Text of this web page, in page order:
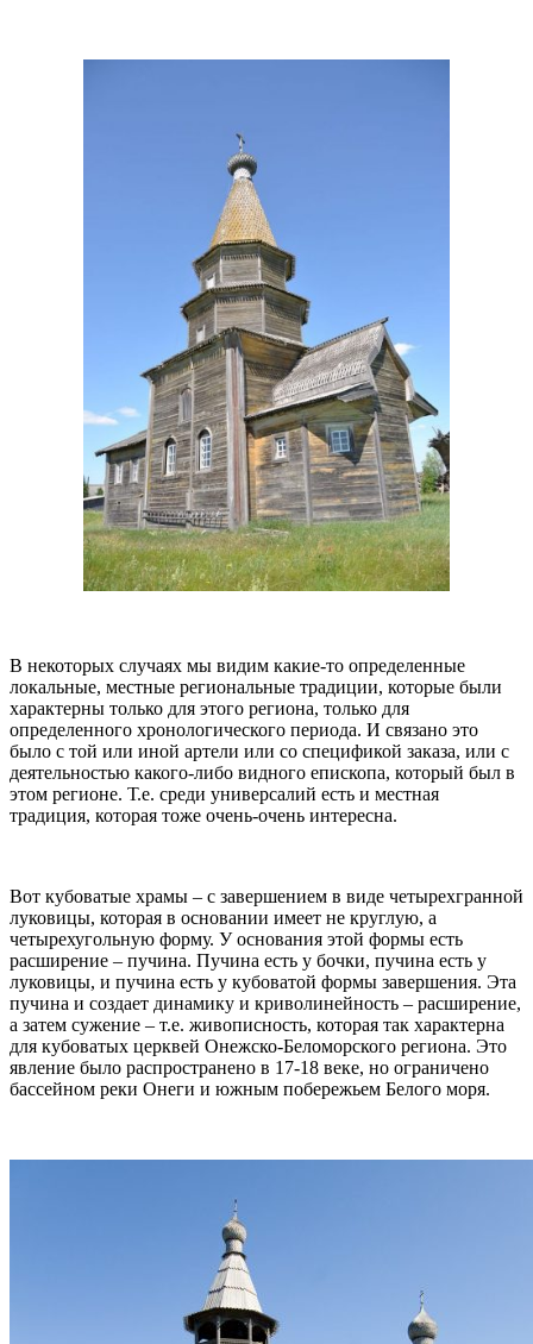
В некоторых случаях мы видим какие-то определенные
локальные, местные региональные традиции, которые были
характерны только для этого региона, только для
определенного хронологического периода. И связано это
было с той или иной артели или со спецификой заказа, или с
деятельностью какого-либо видного епископа, который был в
этом регионе. Т.е. среди универсалий есть и местная
традиция, которая тоже очень-очень интересна.
Вот кубоватые храмы – с завершением в виде четырехгранной
луковицы, которая в основании имеет не круглую, а
четырехугольную форму. У основания этой формы есть
расширение – пучина. Пучина есть у бочки, пучина есть у
луковицы, и пучина есть у кубоватой формы завершения. Эта
пучина и создает динамику и криволинейность – расширение,
а затем сужение – т.е. живописность, которая так характерна
для кубоватых церквей Онежско-Беломорского региона. Это
явление было распространено в 17-18 веке, но ограничено
бассейном реки Онеги и южным побережьем Белого моря.